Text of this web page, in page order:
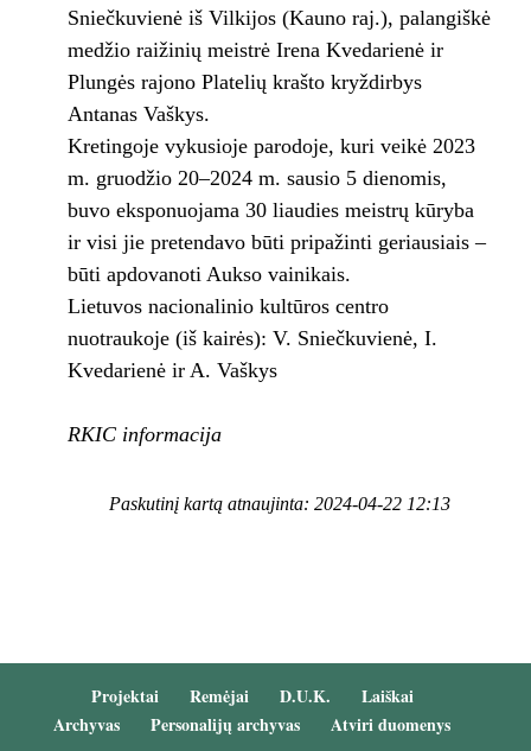
Sniečkuvienė iš Vilkijos (Kauno raj.), palangiškė
medžio raižinių meistrė Irena Kvedarienė ir
Plungės rajono Platelių krašto kryždirbys
Antanas Vaškys.
Kretingoje vykusioje parodoje, kuri veikė 2023
m. gruodžio 20–2024 m. sausio 5 dienomis,
buvo eksponuojama 30 liaudies meistrų kūryba
ir visi jie pretendavo būti pripažinti geriausiais –
būti apdovanoti Aukso vainikais.
Lietuvos nacionalinio kultūros centro
nuotraukoje (iš kairės): V. Sniečkuvienė, I.
Kvedarienė ir A. Vaškys
RKIC informacija
Paskutinį kartą atnaujinta: 2024-04-22 12:13
Projektai Remėjai D.U.K.
Laiškai
Archyvas
Personalijų archyvas Atviri duomenys